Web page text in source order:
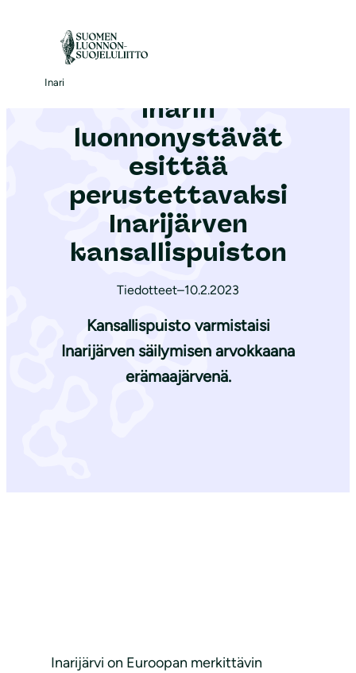
Inari
Etusivu|Ajankohtaista
Inarin
luonnonystävät
esittää
perustettavaksi
Inarijärven
kansallispuiston
Tiedotteet–10.2.2023
Kansallispuisto varmistaisi
Inarijärven säilymisen arvokkaana
erämaajärvenä.
Inarijärvi on Euroopan merkittävin